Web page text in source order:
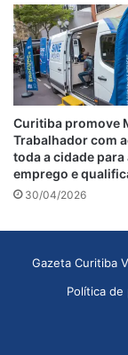
Curitiba promove
Trabalhador com
toda a cidade
emprego e
30/04/2026
Gazeta Curitiba
Política de